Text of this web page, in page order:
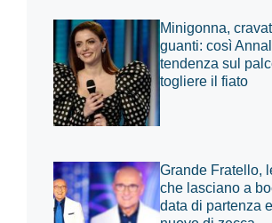
Minigonna,
guanti: così
tendenza sul
togliere il fiato
Grande Fratello,
che lasciano a
data di partenza